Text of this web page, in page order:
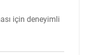
için deneyimli